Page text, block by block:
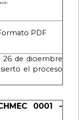
PDF
26 de diciembre
el proceso
0001 -